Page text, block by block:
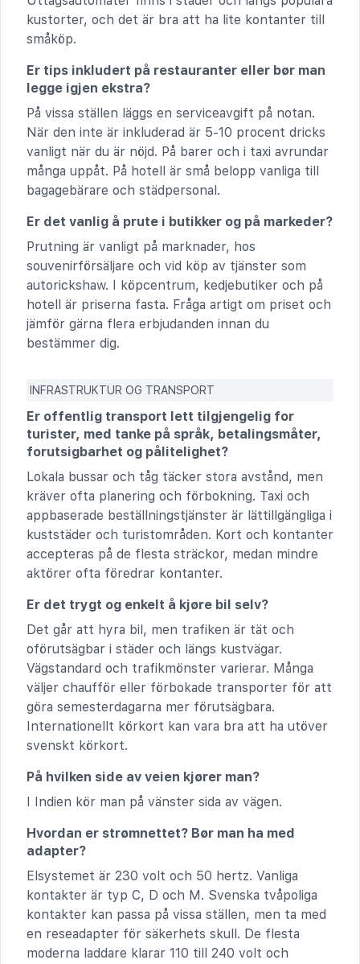
kustorter, och det är bra att ha lite kontanter till
småköp.
Er tips inkludert på restauranter eller bør man
legge igjen ekstra?
På vissa ställen läggs en serviceavgift på notan.
När den inte är inkluderad är 5-10 procent dricks
vanligt när du är nöjd. På barer och i taxi avrundar
många uppåt. På hotell är små belopp vanliga till
bagagebärare och städpersonal.
Er det vanlig å prute i butikker og på markeder?
Prutning är vanligt på marknader, hos
souvenirförsäljare och vid köp av tjänster som
autorickshaw. I köpcentrum, kedjebutiker och på
hotell är priserna fasta. Fråga artigt om priset och
jämför gärna flera erbjudanden innan du
bestämmer dig.
INFRASTRUKTUR OG TRANSPORT
Er offentlig transport lett tilgjengelig for
turister, med tanke på språk, betalingsmåter,
forutsigbarhet og pålitelighet?
Lokala bussar och tåg täcker stora avstånd, men
kräver ofta planering och förbokning. Taxi och
appbaserade beställningstjänster är lättillgängliga i
kuststäder och turistområden. Kort och kontanter
accepteras på de flesta sträckor, medan mindre
aktörer ofta föredrar kontanter.
Er det trygt og enkelt å kjøre bil selv?
Det går att hyra bil, men trafiken är tät och
oförutsägbar i städer och längs kustvägar.
Vägstandard och trafikmönster varierar. Många
väljer chaufför eller förbokade transporter för att
göra semesterdagarna mer förutsägbara.
Internationellt körkort kan vara bra att ha utöver
svenskt körkort.
På hvilken side av veien kjører man?
I Indien kör man på vänster sida av vägen.
Hvordan er strømnettet? Bør man ha med
adapter?
Elsystemet är 230 volt och 50 hertz. Vanliga
kontakter är typ C, D och M. Svenska tvåpoliga
kontakter kan passa på vissa ställen, men ta med
en reseadapter för säkerhets skull. De flesta
moderna laddare klarar 110 till 240 volt och